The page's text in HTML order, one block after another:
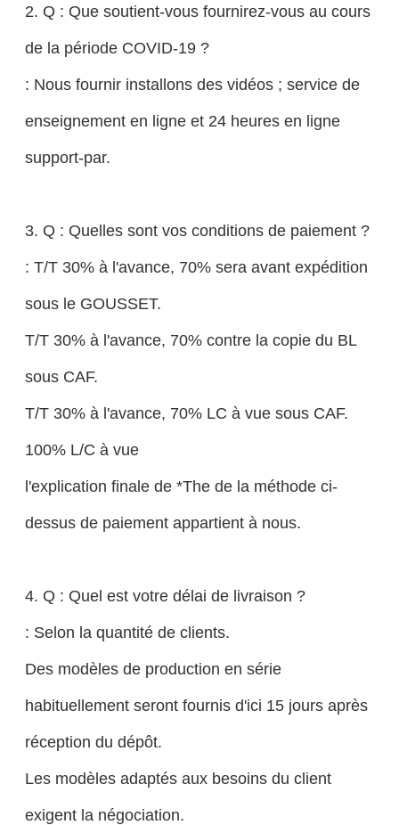
2. Q : Que soutient-vous fournirez-vous au cours
de la période COVID-19 ?
: Nous fournir installons des vidéos ; service de
enseignement en ligne et 24 heures en ligne
support-par.
3. Q : Quelles sont vos conditions de paiement ?
: T/T 30% à l'avance, 70% sera avant expédition
sous le GOUSSET.
T/T 30% à l'avance, 70% contre la copie du BL
sous CAF.
T/T 30% à l'avance, 70% LC à vue sous CAF.
100% L/C à vue
l'explication finale de *The de la méthode ci-
dessus de paiement appartient à nous.
4. Q : Quel est votre délai de livraison ?
: Selon la quantité de clients.
Des modèles de production en série
habituellement seront fournis d'ici 15 jours après
réception du dépôt.
Les modèles adaptés aux besoins du client
exigent la négociation.